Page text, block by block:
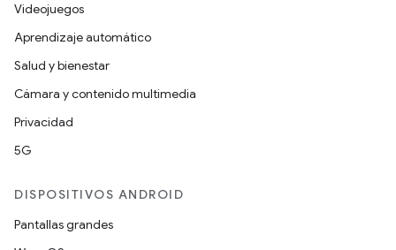
Videojuegos
Aprendizaje automático
Salud y bienestar
Cámara y contenido multimedia
Privacidad
5G
DISPOSITIVOS ANDROID
Pantallas grandes